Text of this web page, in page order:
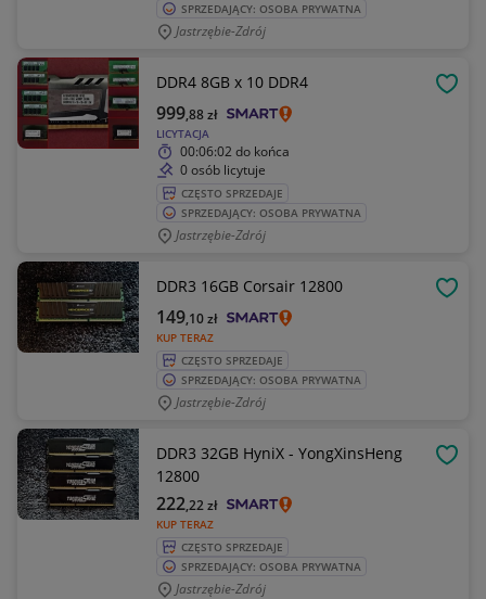
SPRZEDAJĄCY: OSOBA PRYWATNA
Jastrzębie-Zdrój
DDR4 8GB x 10 DDR4
LICYTACJA
999,88zł
00:06:02 do końca
0 osób licytuje
CZĘSTO SPRZEDAJE
SPRZEDAJĄCY: OSOBA PRYWATNA
Jastrzębie-Zdrój
DDR3 16GB Corsair 12800
KUP TERAZ
149,10zł
CZĘSTO SPRZEDAJE
SPRZEDAJĄCY: OSOBA PRYWATNA
Jastrzębie-Zdrój
DDR3 32GB HyniX - YongXinsHeng
12800
KUP TERAZ
222,22zł
CZĘSTO SPRZEDAJE
SPRZEDAJĄCY: OSOBA PRYWATNA
Jastrzębie-Zdrój